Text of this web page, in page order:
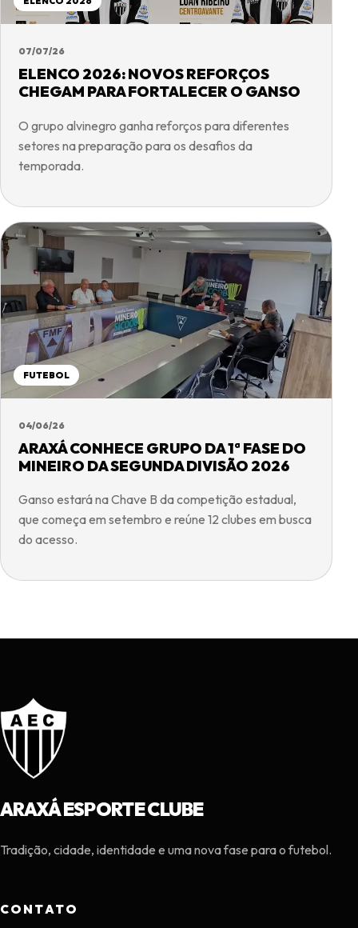
07/07/26
ELENCO 2026: NOVOS REFORÇOS
CHEGAM PARA FORTALECER O GANSO
O grupo alvinegro ganha reforços para diferentes
setores na preparação para os desafios da
temporada.
FUTEBOL
04/06/26
ARAXÁ CONHECE GRUPO DA 1ª FASE DO
MINEIRO DA SEGUNDA DIVISÃO 2026
Ganso estará na Chave B da competição estadual,
que começa em setembro e reúne 12 clubes em busca
do acesso.
ARAXÁ ESPORTE CLUBE
Tradição, cidade, identidade e uma nova fase para o futebol.
CONTATO